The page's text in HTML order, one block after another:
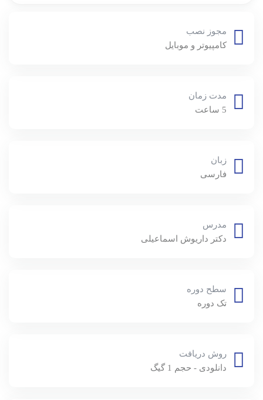
مجوز نصب
کامپیوتر و موبایل
مدت زمان
5 ساعت
زبان
فارسی
مدرس
دکتر داریوش اسماعیلی
سطح دوره
تک دوره
روش دریافت
دانلودی - حجم 1 گیگ